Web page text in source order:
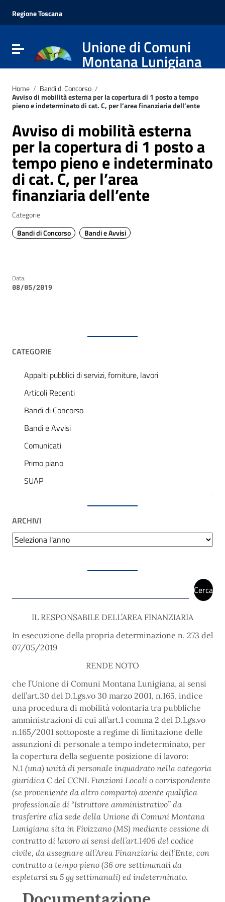
Vai al menu di navigazione
Vai al footer
Regione Toscana
Attiva / disattiva la navigazioneUnione di Comuni
Montana Lunigiana
Home / Bandi di Concorso /
Avviso di mobilità esterna per la copertura di 1 posto a tempo
pieno e indeterminato di cat. C, per l’area finanziaria dell’ente
Avviso di mobilità esterna
per la copertura di 1 posto a
tempo pieno e indeterminato
di cat. C, per l’area
finanziaria dell’ente
Categorie
Bandi di Concorso
Bandi e Avvisi
Data:
08/05/2019
CATEGORIE
Appalti pubblici di servizi, forniture, lavori
Articoli Recenti
Bandi di Concorso
Bandi e Avvisi
Comunicati
Primo piano
SUAP
ARCHIVI
Archivi
Cerca
IL RESPONSABILE DELL’AREA FINANZIARIA
In esecuzione della propria determinazione n. 273 del
07/05/2019
RENDE NOTO
che l’Unione di Comuni Montana Lunigiana, ai sensi
dell’art.30 del D.Lgs.vo 30 marzo 2001, n.165, indice
una procedura di mobilità volontaria tra pubbliche
amministrazioni di cui all’art.1 comma 2 del D.Lgs.vo
n.165/2001 sottoposte a regime di limitazione delle
assunzioni di personale a tempo indeterminato, per
la copertura della seguente posizione di lavoro:
N.1 (una) unità di personale inquadrato nella categoria
giuridica C del CCNL Funzioni Locali o corrispondente
(se proveniente da altro comparto) avente qualifica
professionale di “Istruttore amministrativo” da
trasferire alla sede della Unione di Comuni Montana
Lunigiana sita in Fivizzano (MS) mediante cessione di
contratto di lavoro ai sensi dell’art.1406 del codice
civile, da assegnare all’Area Finanziaria dell’Ente, con
contratto a tempo pieno (36 ore settimanali da
espletarsi su 5 gg settimanali) ed indeterminato.